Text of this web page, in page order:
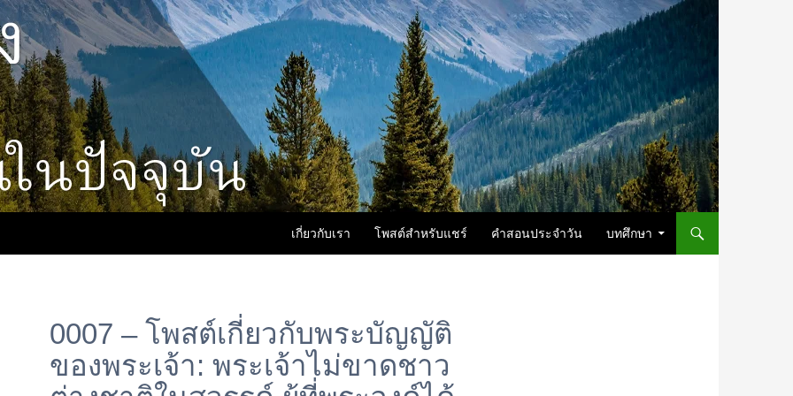
เกี่ยวกับเรา โพสต์สำหรับแชร์ คำสอนประจำวัน บทศึกษา
0007 – โพสต์เกี่ยวกับพระบัญญัติ
ของพระเจ้า: พระเจ้าไม่ขาดชาว